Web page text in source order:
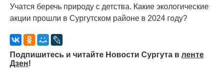
Учатся беречь природу с детства. Какие экологические
акции прошли в Сургутском районе в 2024 году?
Подпишитесь и читайте Новости Сургута в ленте
Дзен!